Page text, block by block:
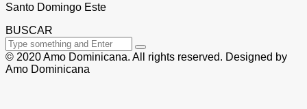
Santo Domingo Este
BUSCAR
© 2020 Amo Dominicana. All rights reserved. Designed by
Amo Dominicana